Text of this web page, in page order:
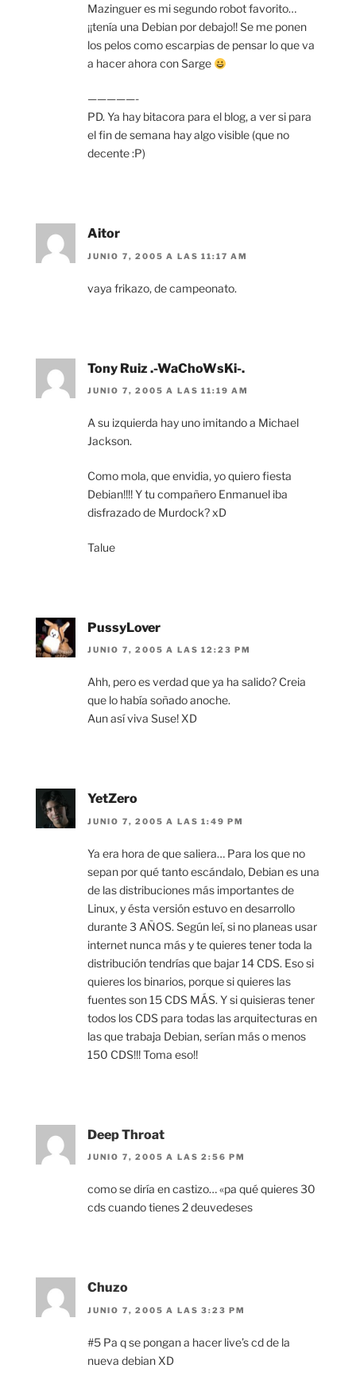
Mazinguer es mi segundo robot favorito…
¡¡tenía una Debian por debajo!! Se me ponen
los pelos como escarpias de pensar lo que va
a hacer ahora con Sarge
—————-
PD. Ya hay bitacora para el blog, a ver si para
el fin de semana hay algo visible (que no
decente :P)
Aitor
JUNIO 7, 2005 A LAS 11:17 AM
vaya frikazo, de campeonato.
Tony Ruiz .-WaChoWsKi-.
JUNIO 7, 2005 A LAS 11:19 AM
A su izquierda hay uno imitando a Michael
Jackson.
Como mola, que envidia, yo quiero fiesta
Debian!!!! Y tu compañero Enmanuel iba
disfrazado de Murdock? xD
Talue
PussyLover
JUNIO 7, 2005 A LAS 12:23 PM
Ahh, pero es verdad que ya ha salido? Creia
que lo había soñado anoche.
Aun así viva Suse! XD
YetZero
JUNIO 7, 2005 A LAS 1:49 PM
Ya era hora de que saliera… Para los que no
sepan por qué tanto escándalo, Debian es una
de las distribuciones más importantes de
Linux, y ésta versión estuvo en desarrollo
durante 3 AÑOS. Según leí, si no planeas usar
internet nunca más y te quieres tener toda la
distribución tendrías que bajar 14 CDS. Eso si
quieres los binarios, porque si quieres las
fuentes son 15 CDS MÁS. Y si quisieras tener
todos los CDS para todas las arquitecturas en
las que trabaja Debian, serían más o menos
150 CDS!!! Toma eso!!
Deep Throat
JUNIO 7, 2005 A LAS 2:56 PM
como se diría en castizo… «pa qué quieres 30
cds cuando tienes 2 deuvedeses
Chuzo
JUNIO 7, 2005 A LAS 3:23 PM
#5 Pa q se pongan a hacer live’s cd de la
nueva debian XD